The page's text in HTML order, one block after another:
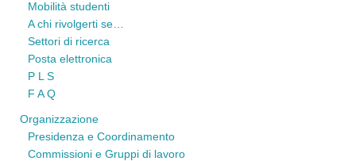
Mobilità studenti
A chi rivolgerti se…
Settori di ricerca
Posta elettronica
P L S
F A Q
Organizzazione
Presidenza e Coordinamento
Commissioni e Gruppi di lavoro